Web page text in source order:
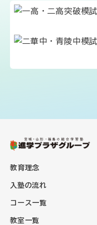
教育理念
入塾の流れ
コース一覧
教室一覧